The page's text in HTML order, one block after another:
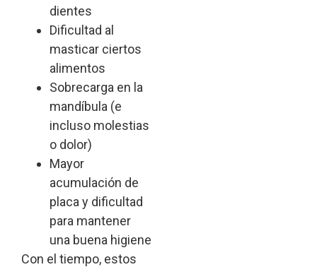
dientes
Dificultad al
masticar ciertos
alimentos
Sobrecarga en la
mandíbula (e
incluso molestias
o dolor)
Mayor
acumulación de
placa y dificultad
para mantener
una buena higiene
Con el tiempo, estos